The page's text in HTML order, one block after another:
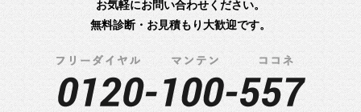
お気軽にお問い合わせください。
無料診断・お見積もり大歓迎です。